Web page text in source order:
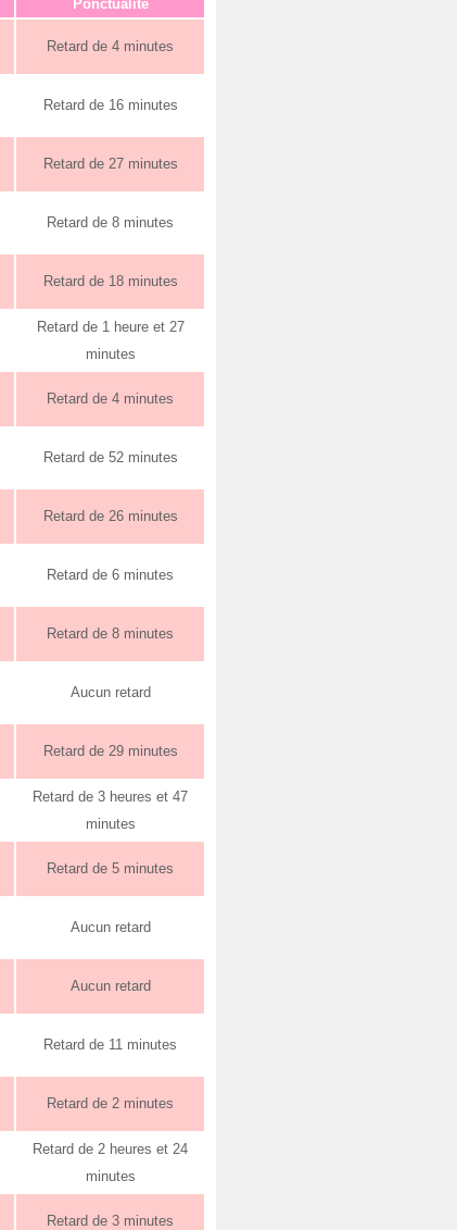
Ponctualité
Retard de 4 minutes
Retard de 16 minutes
Retard de 27 minutes
Retard de 8 minutes
Retard de 18 minutes
Retard de 1 heure et 27
minutes
Retard de 4 minutes
Retard de 52 minutes
Retard de 26 minutes
Retard de 6 minutes
Retard de 8 minutes
Aucun retard
Retard de 29 minutes
Retard de 3 heures et 47
minutes
Retard de 5 minutes
Aucun retard
Aucun retard
Retard de 11 minutes
Retard de 2 minutes
Retard de 2 heures et 24
minutes
Retard de 3 minutes